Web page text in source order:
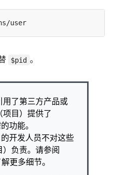
$pid 。
了第三方产品或
目）提供了
功能。
开发人员不对这些
负责。请参阅
更多细节。